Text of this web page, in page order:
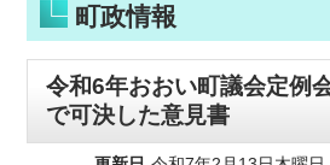
町政情報
令和6年おおい町議会定例
で可決した意見書